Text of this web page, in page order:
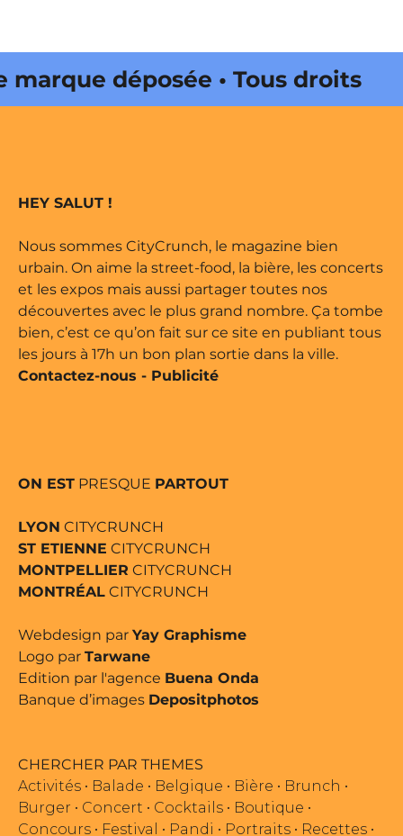
déposée • Tous droits
par Buena Onda Web •
HEY SALUT !
Nous sommes CityCrunch, le magazine bien
urbain. On aime la street-food, la bière, les concerts
et les expos mais aussi partager toutes nos
découvertes avec le plus grand nombre. Ça tombe
bien, c’est ce qu’on fait sur ce site en publiant tous
les jours à 17h un bon plan sortie dans la ville.
Contactez-nous - Publicité
ON EST PRESQUE PARTOUT
LYON CITYCRUNCH
ST ETIENNE CITYCRUNCH
MONTPELLIER CITYCRUNCH
MONTRÉAL CITYCRUNCH
Webdesign par Yay Graphisme
Logo par Tarwane
Edition par l'agence Buena Onda
Banque d’images Depositphotos
CHERCHER PAR THEMES
Activités • Balade • Belgique • Bière • Brunch •
Burger • Concert • Cocktails • Boutique •
Concours • Festival • Pandi • Portraits • Recettes •